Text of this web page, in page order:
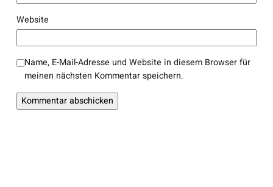
Website
Name, E-Mail-Adresse und Website in diesem Browser für
meinen nächsten Kommentar speichern.